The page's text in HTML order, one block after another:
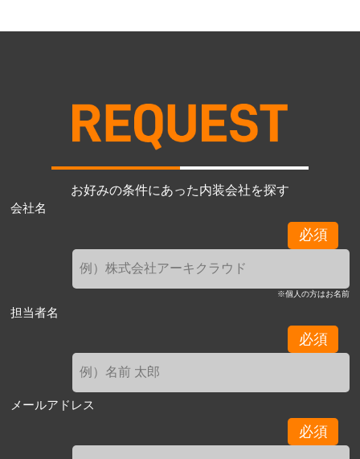
お好みの条件にあった内装会社を探す
会社名
必須
※個人の方はお名前
担当者名
必須
メールアドレス
必須